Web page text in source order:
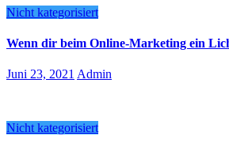
Nicht kategorisiert
Wenn dir beim Online-Marketing ein
Juni 23, 2021 Admin
Nicht kategorisiert